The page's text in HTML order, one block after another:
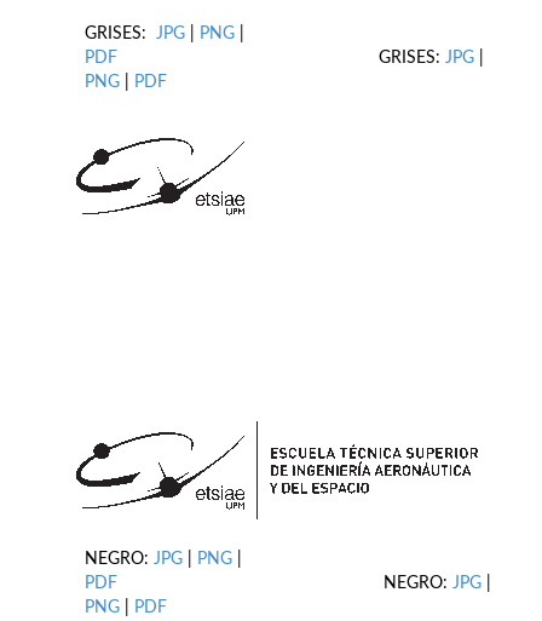
GRISES: JPG PNG
PDF GRISES: JPG
PNG
PDF
NEGRO: JPG PNG
PDF NEGRO: JPG
PNG
PDF